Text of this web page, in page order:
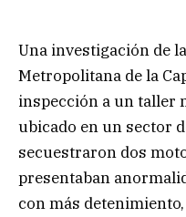
Una investigación de
Metropolitana de la
inspección a un taller
ubicado en un sector
secuestraron dos
presentaban
con más